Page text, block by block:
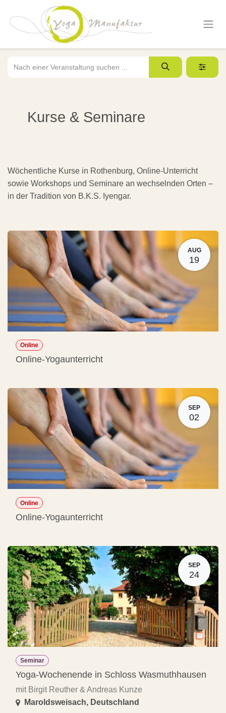
Zum Inhalt springen
Kurse & Seminare
Wöchentliche Kurse in Rothenburg, Online-Unterricht
sowie Workshops und Seminare an wechselnden Orten –
in der Tradition von B.K.S. Iyengar.
AUG
19
Online
Online-Yogaunterricht
SEP
02
Online
Online-Yogaunterricht
SEP
24
Seminar
Yoga-Wochenende in Schloss Wasmuthhausen
mit Birgit Reuther & Andreas Kunze
Maroldsweisach, Deutschland